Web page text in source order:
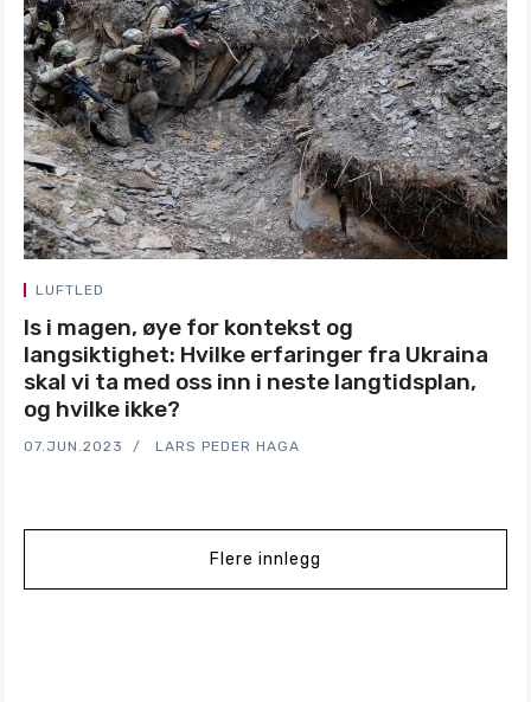
LUFTLED
Is i magen, øye for kontekst og
langsiktighet: Hvilke erfaringer fra Ukraina
skal vi ta med oss inn i neste langtidsplan,
og hvilke ikke?
07.JUN.2023 LARS PEDER HAGA
Flere innlegg